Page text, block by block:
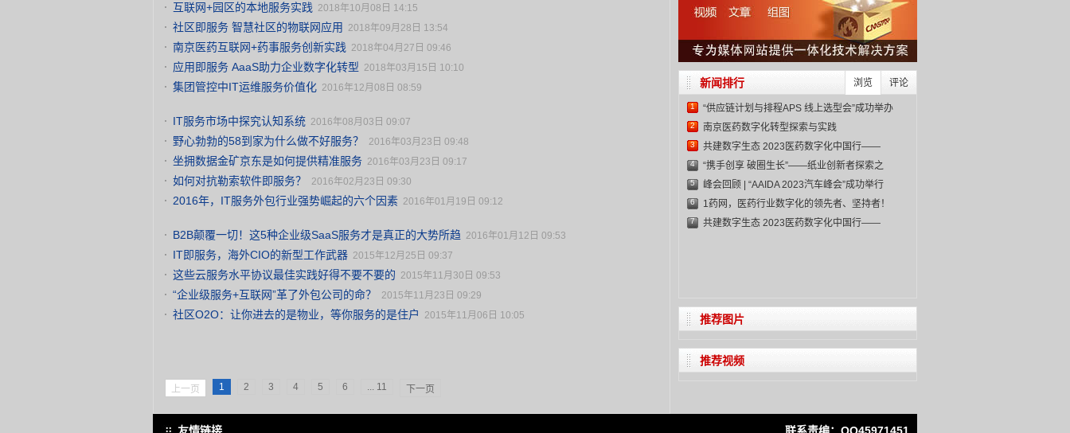
互联网+园区的本地服务实践 2018年10月08日 14:15
社区即服务 智慧社区的物联网应用 2018年09月28日 13:54
南京医药互联网+药事服务创新实践 2018年04月27日 09:46
应用即服务 AaaS助力企业数字化转型 2018年03月15日 10:10
集团管控中IT运维服务价值化 2016年12月08日 08:59
IT服务市场中探究认知系统 2016年08月03日 09:07
野心勃勃的58到家为什么做不好服务？ 2016年03月23日 09:48
坐拥数据金矿京东是如何提供精准服务 2016年03月23日 09:17
如何对抗勒索软件即服务？ 2016年02月23日 09:30
2016年，IT服务外包行业强势崛起的六个因素 2016年01月19日 09:12
B2B颠覆一切！这5种企业级SaaS服务才是真正的大势所趋 2016年01月12日 09:53
IT即服务，海外CIO的新型工作武器 2015年12月25日 09:37
这些云服务水平协议最佳实践好得不要不要的 2015年11月30日 09:53
“企业级服务+互联网”革了外包公司的命？ 2015年11月23日 09:29
社区O2O：让你进去的是物业，等你服务的是住户 2015年11月06日 10:05
上一页 1 2 3 4 5 6 ... 11 下一页
浏览 评论
新闻排行
1 “供应链计划与排程APS 线上选型会”成功举办
2 南京医药数字化转型探索与实践
3
共建数字生态 2023医药数字化中国行——
CIAPH
4 “携手创享 破圈生长”——纸业创新者探索之
5 峰会回顾 | “AAIDA 2023汽车峰会”成功举行
6 1药网，医药行业数字化的领先者、坚持者！
7
共建数字生态 2023医药数字化中国行——
推荐图片
推荐视频